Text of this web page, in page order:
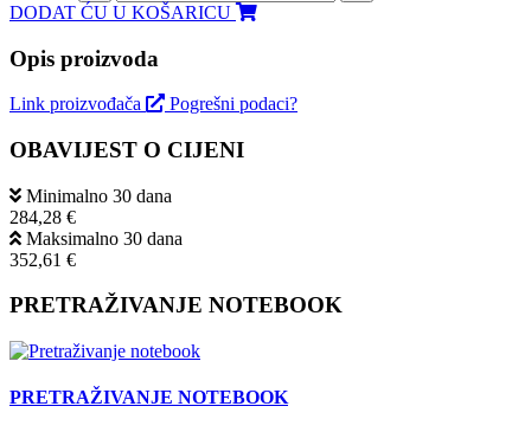
DODAT ĆU U KOŠARICU
Opis proizvoda
Link proizvođača Pogrešni podaci?
OBAVIJEST O CIJENI
Minimalno 30 dana
284,28 €
Maksimalno 30 dana
352,61 €
PRETRAŽIVANJE NOTEBOOK
PRETRAŽIVANJE NOTEBOOK